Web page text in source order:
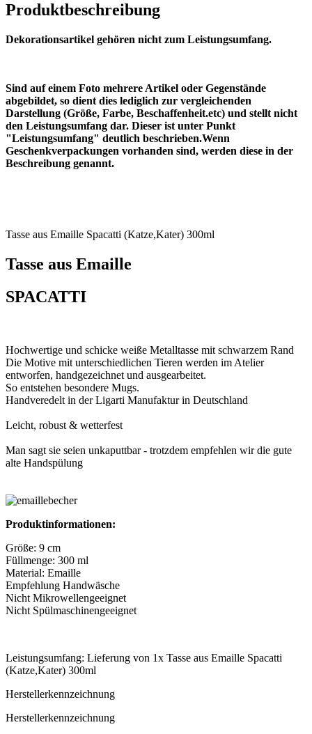
Produktbeschreibung
Dekorationsartikel gehören nicht zum Leistungsumfang.
Sind auf einem Foto mehrere Artikel oder Gegenstände
abgebildet, so dient dies lediglich zur vergleichenden
Darstellung (Größe, Farbe, Beschaffenheit.etc) und stellt nicht
den Leistungsumfang dar. Dieser ist unter Punkt
"Leistungsumfang" deutlich beschrieben.Wenn
Geschenkverpackungen vorhanden sind, werden diese in der
Beschreibung genannt.
Tasse aus Emaille Spacatti (Katze,Kater) 300ml
Tasse aus Emaille
SPACATTI
Hochwertige und schicke weiße Metalltasse mit schwarzem Rand
Die Motive mit unterschiedlichen Tieren werden im Atelier
entworfen, handgezeichnet und ausgearbeitet.
So entstehen besondere Mugs.
Handveredelt in der Ligarti Manufaktur in Deutschland
Leicht, robust & wetterfest
Man sagt sie seien unkaputtbar - trotzdem empfehlen wir die gute
alte Handspülung
Produktinformationen:
Größe: 9 cm
Füllmenge: 300 ml
Material: Emaille
Empfehlung Handwäsche
Nicht Mikrowellengeeignet
Nicht Spülmaschinengeeignet
Leistungsumfang: Lieferung von 1x Tasse aus Emaille Spacatti
(Katze,Kater) 300ml
Herstellerkennzeichnung
Herstellerkennzeichnung